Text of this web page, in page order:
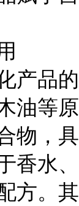
产品
油等
物，
香水
方。